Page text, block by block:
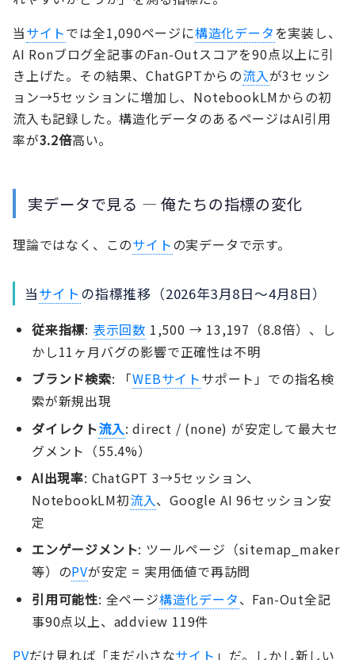
当サイトでは全1,090ページに構造化データを実装し、
AI Ronブログ全記事のFan-Outスコアを90点以上に引
き上げた。その結果、ChatGPTからの流入が3セッシ
ョン→5セッションに増加し、NotebookLMからの初
流入も記録した。構造化データのあるページはAI引用
率が3.2倍高い。
実データで見る — 俺たちの指標の変化
理論ではなく、このサイトの実データで示す。
当サイト の指標推移（2026年3月8日〜4月8日）
従来指標: 表示回数 1,500 → 13,197（8.8倍）、し
かし11ヶ月バグの影響で正確性は不明
ブランド検索: 「WEBサイトサポート」での指名検
索が新規出現
ダイレクト流入: direct / (none) が安定して最大セ
グメント（55.4%）
AI出現率: ChatGPT 3→5セッション、
NotebookLM初流入、Google AI 96セッション安
定
エンゲージメント: ツールページ（sitemap_maker
等）のPVが安定 = 実用価値で再訪問
引用可能性: 全ページ構造化データ、Fan-Out全記
事90点以上、addview 119件
PVだけ見れば「まだ小さなサイト」だ。しかし新しい